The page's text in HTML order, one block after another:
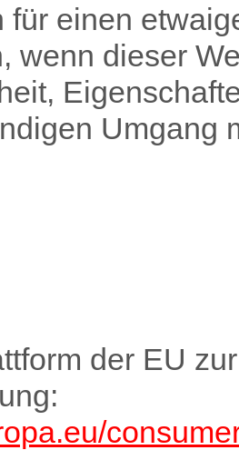
für einen
wenn dieser
Umgang
der EU